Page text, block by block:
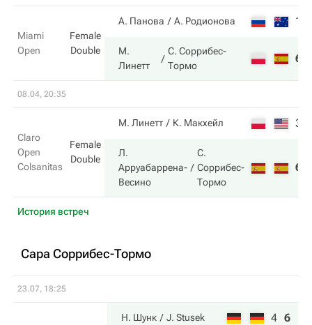
Miami
Open
Female
Double
А. Панова А. Родионова 1
М.
Линетт
С. Соррибес-
Тормо
6
08.04, 20:35
Claro
Open
Colsanitas
Female
Double
М. Линетт К. Макхейл 3
Л.
Арруабаррена-
Весино
С.
Соррибес-
Тормо
6
История встреч
Сара Соррибес-Тормо
23.07, 18:25
Н. Шунк J. Stusek 4 6